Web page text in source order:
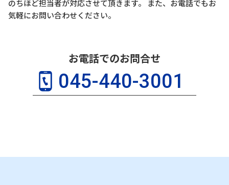
のちほど担当者が対応させて頂きます。 また、お電話でもお
気軽にお問い合わせください。
お電話でのお問合せ
045-440-3001